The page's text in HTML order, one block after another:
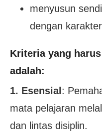
menyusun
dengan
Kriteria yang
adalah:
1. Esensial :
mata pelajaran
dan lintas disiplin.